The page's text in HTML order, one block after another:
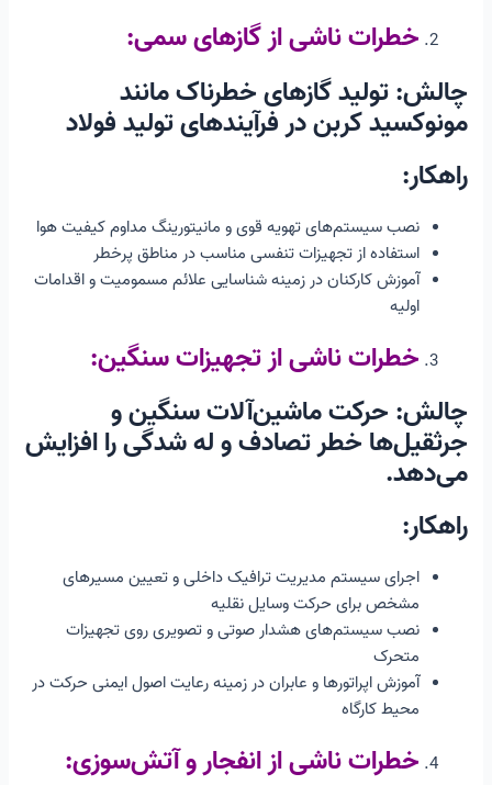
خطرات ناشی از گازهای سمی:
چالش: تولید گازهای خطرناک مانند
مونوکسید کربن در فرآیندهای تولید فولاد
راهکار:
نصب سیستم‌های تهویه قوی و مانیتورینگ مداوم کیفیت هوا
استفاده از تجهیزات تنفسی مناسب در مناطق پرخطر
آموزش کارکنان در زمینه شناسایی علائم مسمومیت و اقدامات
اولیه
خطرات ناشی از تجهیزات سنگین:
چالش: حرکت ماشین‌آلات سنگین و
جرثقیل‌ها خطر تصادف و له شدگی را افزایش
می‌دهد.
راهکار:
اجرای سیستم مدیریت ترافیک داخلی و تعیین مسیرهای
مشخص برای حرکت وسایل نقلیه
نصب سیستم‌های هشدار صوتی و تصویری روی تجهیزات
متحرک
آموزش اپراتورها و عابران در زمینه رعایت اصول ایمنی حرکت در
محیط کارگاه
خطرات ناشی از انفجار و آتش‌سوزی: